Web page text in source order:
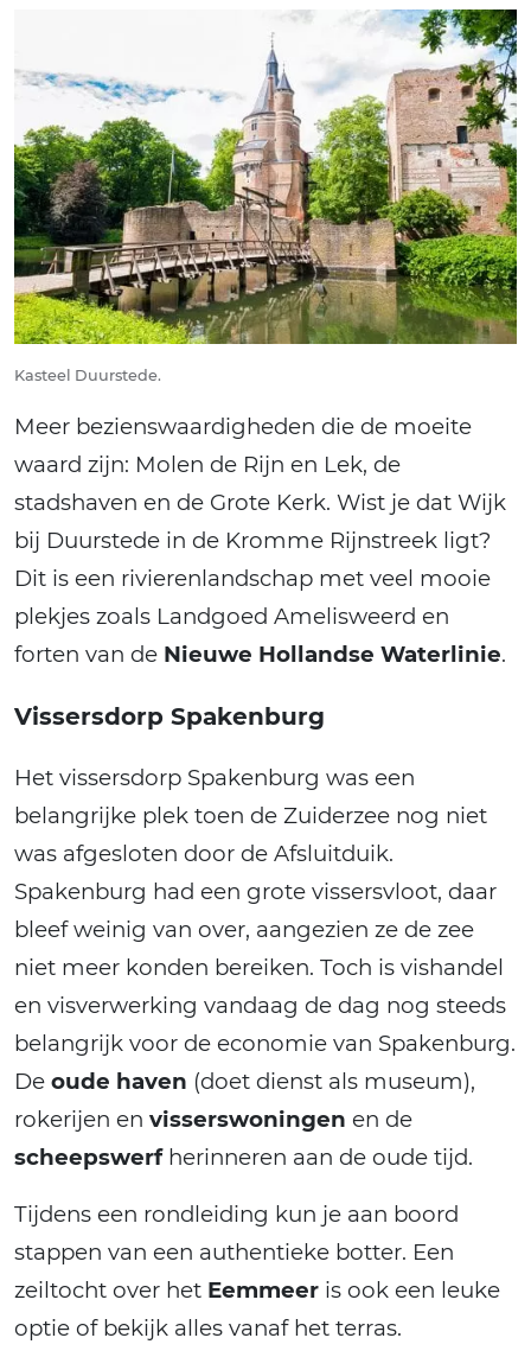
Kasteel Duurstede.
Meer bezienswaardigheden die de moeite
waard zijn: Molen de Rijn en Lek, de
stadshaven en de Grote Kerk. Wist je dat Wijk
bij Duurstede in de Kromme Rijnstreek ligt?
Dit is een rivierenlandschap met veel mooie
plekjes zoals Landgoed Amelisweerd en
forten van de Nieuwe Hollandse Waterlinie.
Vissersdorp Spakenburg
Het vissersdorp Spakenburg was een
belangrijke plek toen de Zuiderzee nog niet
was afgesloten door de Afsluitduik.
Spakenburg had een grote vissersvloot, daar
bleef weinig van over, aangezien ze de zee
niet meer konden bereiken. Toch is vishandel
en visverwerking vandaag de dag nog steeds
belangrijk voor de economie van Spakenburg.
De oude haven (doet dienst als museum),
rokerijen en visserswoningen en de
scheepswerfherinneren aan de oude tijd.
Tijdens een rondleiding kun je aan boord
stappen van een authentieke botter. Een
zeiltocht over het Eemmeer is ook een leuke
optie of bekijk alles vanaf het terras.